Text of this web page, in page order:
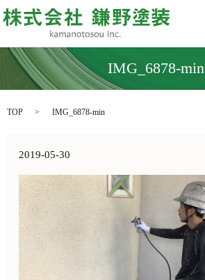
IMG_6878-min
TOP IMG_6878-min
2019-05-30